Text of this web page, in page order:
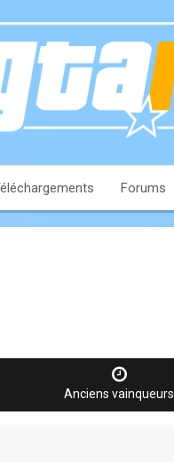
Forums
Anciens vainqueurs